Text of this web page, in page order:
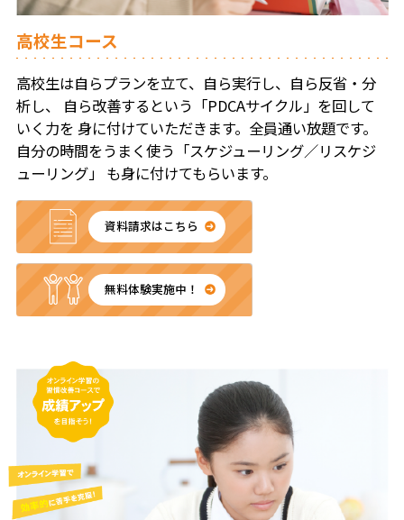
高校生コース
高校生は自らプランを立て、自ら実行し、自ら反省・分
析し、
自ら改善するという「PDCAサイクル」を回して
いく力を 身に付けていただきます。全員通い放題です。
自分の時間をうまく使う「スケジューリング／リスケジ
ューリング」
も身に付けてもらいます。
資料請求はこちら
無料体験実施中！